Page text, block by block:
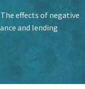
effects of negative
and lending